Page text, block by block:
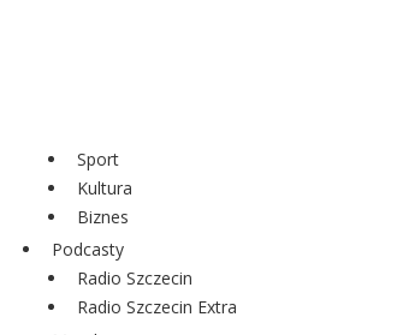
Sport
Kultura
Biznes
Podcasty
Radio Szczecin
Radio Szczecin Extra